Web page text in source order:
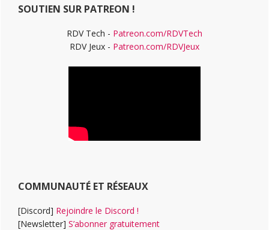
SOUTIEN SUR PATREON !
RDV Tech - Patreon.com/RDVTech
RDV Jeux - Patreon.com/RDVJeux
COMMUNAUTÉ ET RÉSEAUX
[Discord] Rejoindre le Discord !
[Newsletter] S’abonner gratuitement